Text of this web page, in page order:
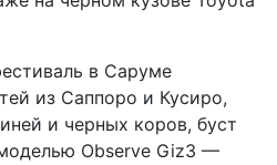
в Саруме
из Саппоро и Кусиро,
и черных коров, буст
Observe Giz3 —